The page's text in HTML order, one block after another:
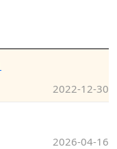
2022-12-30
2026-04-16